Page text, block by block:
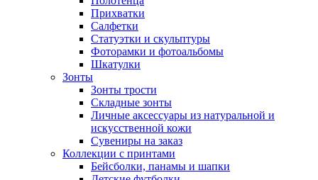
Прихватки
Салфетки
Статуэтки и скульптуры
Фоторамки и фотоальбомы
Шкатулки
Зонты
Зонты трости
Складные зонты
Личные аксессуары из натуральной и
искусственной кожи
Сувениры на заказ
Коллекции с принтами
Бейсболки, панамы и шапки